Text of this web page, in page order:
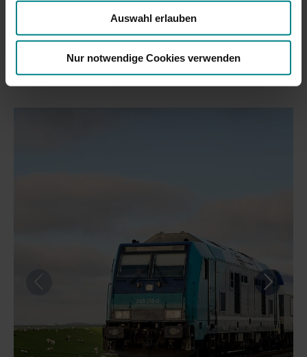
Auswahl erlauben
Nur notwendige Cookies verwenden
Impressionen von der Marschbahn